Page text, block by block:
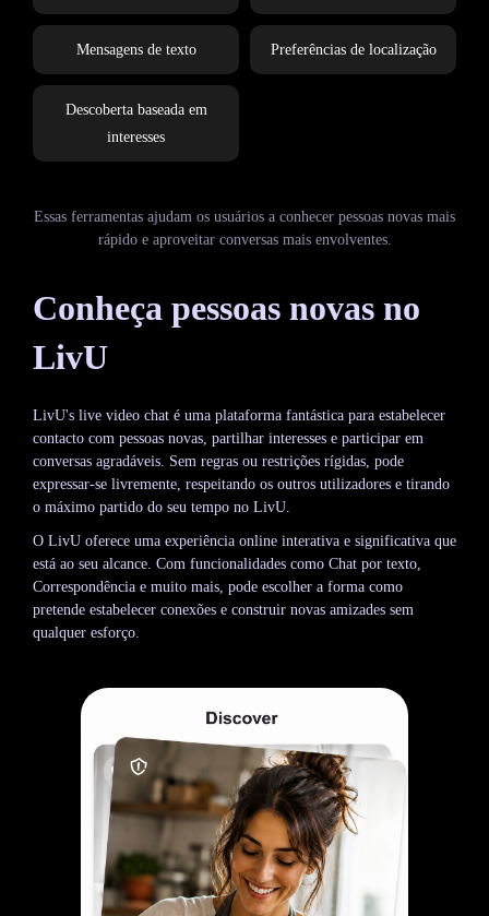
Mensagens de texto Preferências de localização
Descoberta baseada em
interesses
Essas ferramentas ajudam os usuários a conhecer pessoas novas mais
rápido e aproveitar conversas mais envolventes.
Conheça pessoas novas no
LivU
LivU's live video chat é uma plataforma fantástica para estabelecer
contacto com pessoas novas, partilhar interesses e participar em
conversas agradáveis. Sem regras ou restrições rígidas, pode
expressar-se livremente, respeitando os outros utilizadores e tirando
o máximo partido do seu tempo no LivU.
O LivU oferece uma experiência online interativa e significativa que
está ao seu alcance. Com funcionalidades como Chat por texto,
Correspondência e muito mais, pode escolher a forma como
pretende estabelecer conexões e construir novas amizades sem
qualquer esforço.